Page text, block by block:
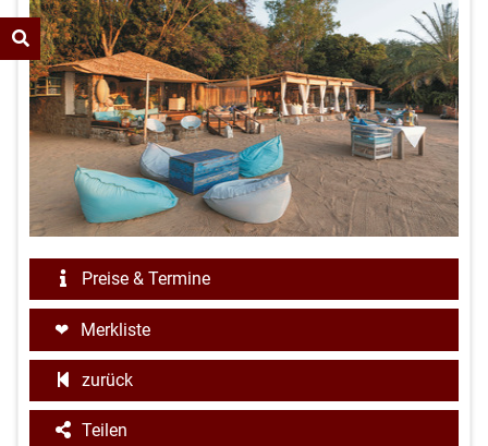
Preise & Termine
Merkliste
zurück
Teilen